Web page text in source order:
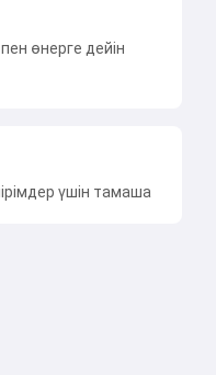
өнерге дейін
үшін тамаша